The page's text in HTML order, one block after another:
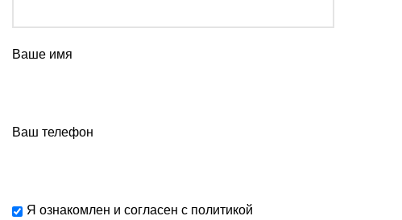
Ваше имя
Ваш телефон
Я ознакомлен и согласен с политикой